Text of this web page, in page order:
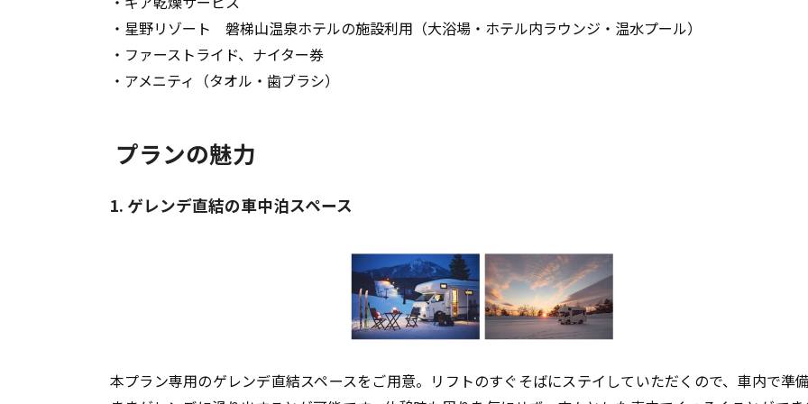
・星野リゾート 磐梯山温泉ホテルの施設利用（大浴場・ホテル内ラウンジ・温水プール）
・ファーストライド、ナイター券
・アメニティ（タオル・歯ブラシ）
プランの魅力
1. ゲレンデ直結の車中泊スペース
本プラン専用のゲレンデ直結スペースをご用意。リフトのすぐそばにステイしていただくので、車内で準